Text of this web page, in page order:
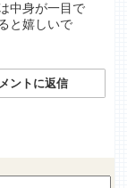
中身が一目で
と嬉しいで
ントに返信